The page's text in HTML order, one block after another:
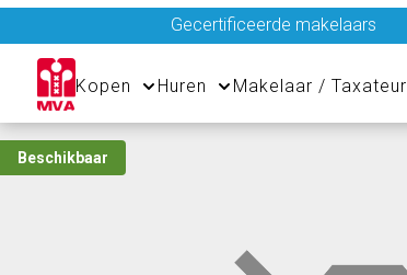
Gecertificeerde makelaars
Kopen Huren Makelaar / Taxateur
Beschikbaar